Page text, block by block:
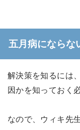
五月病にならな
解決策を知るには
因かを知っておく
なので、ウィキ先